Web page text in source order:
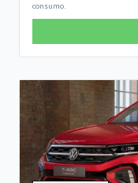
consumo.